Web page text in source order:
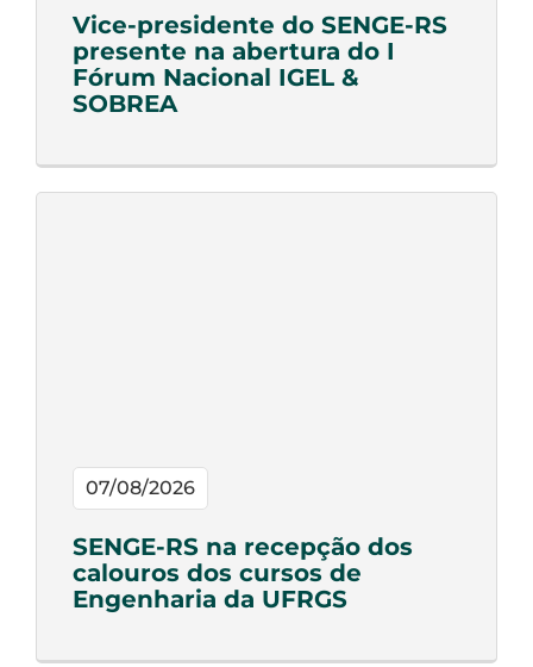
Vice-presidente do SENGE-RS
presente na abertura do I
Fórum Nacional IGEL &
SOBREA
07/08/2026
SENGE-RS na recepção dos
calouros dos cursos de
Engenharia da UFRGS